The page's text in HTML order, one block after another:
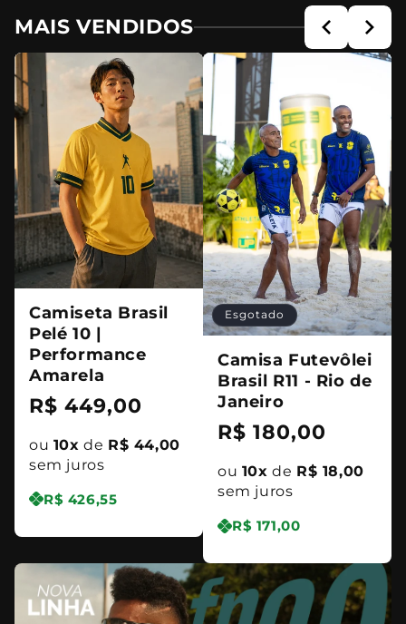
MAIS VENDIDOS
Camiseta Brasil
Pelé 10 |
Performance
Amarela
Preço
normal
R$ 449,00
ou 10x de R$ 44,00
sem juros
R$ 426,55
Esgotado
Camisa Futevôlei
Brasil R11 - Rio de
Janeiro
Preço
normal
R$ 180,00
ou 10x de R$ 18,00
sem juros
R$ 171,00